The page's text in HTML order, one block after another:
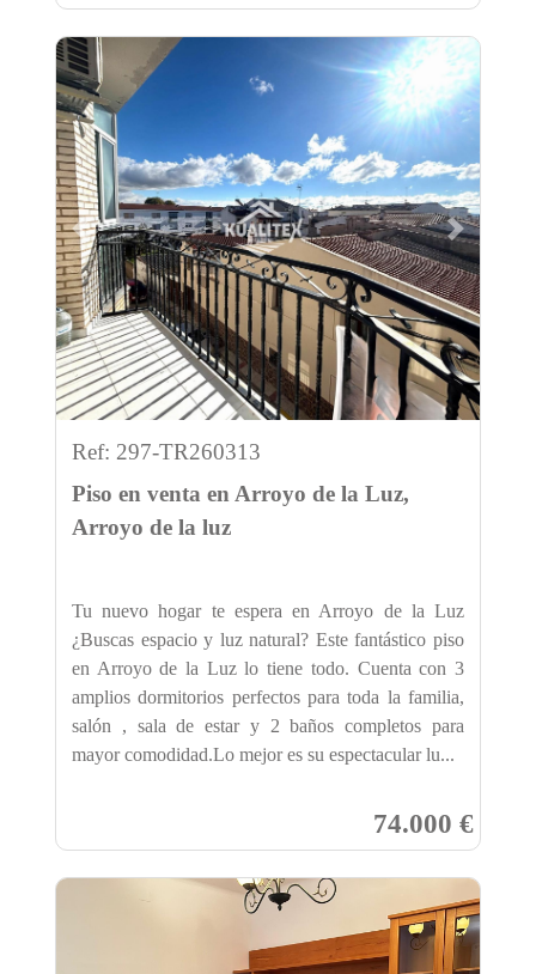
Previous Next
Ref: 297-TR260313
Piso en venta en Arroyo de la Luz,
Arroyo de la luz
Tu nuevo hogar te espera en Arroyo de la Luz
¿Buscas espacio y luz natural? Este fantástico piso
en Arroyo de la Luz lo tiene todo. Cuenta con 3
amplios dormitorios perfectos para toda la familia,
salón , sala de estar y 2 baños completos para
mayor comodidad.Lo mejor es su espectacular lu...
74.000 €